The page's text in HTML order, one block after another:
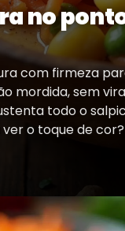
no
com firmeza
mordida, sem
todo o
o toque de cor?